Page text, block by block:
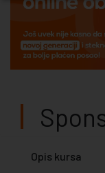
Opis kursa